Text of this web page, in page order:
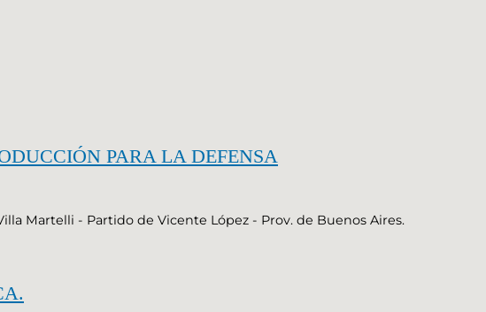
PARA LA DEFENSA
Martelli - Partido de Vicente López - Prov. de Buenos Aires.